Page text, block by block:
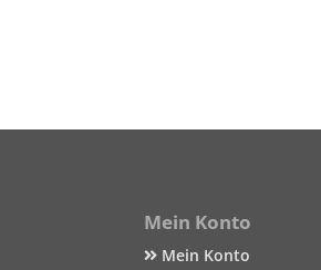
Mein Konto
Mein Konto